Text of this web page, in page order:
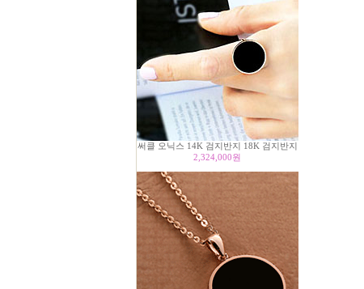
써클 오닉스 14K 검지반지 18K 검지반지
2,324,000원